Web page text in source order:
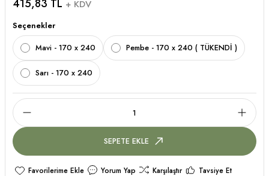
415,83 TL + KDV
Seçenekler
Mavi - 170 x 240
Pembe - 170 x 240 ( TÜKENDİ )
Sarı - 170 x 240
SEPETE EKLE
Yorum Yap Karşılaştır
Tavsiye Et